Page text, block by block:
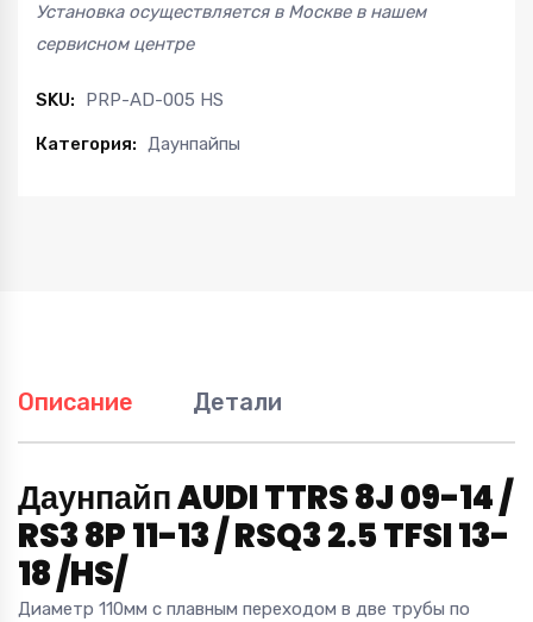
RS3
8P
/
Установка осуществляется в Москве в нашем
сервисном центре
SKU: PRP-AD-005 HS
Категория: Даунпайпы
Описание Детали
Даунпайп AUDI TTRS 8J 09-14 /
RS3 8P 11-13 / RSQ3 2.5 TFSI 13-
18 /HS/
Диаметр 110мм с плавным переходом в две трубы по